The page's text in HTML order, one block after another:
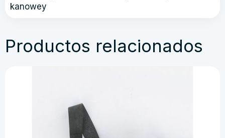
kanowey
Productos relacionados